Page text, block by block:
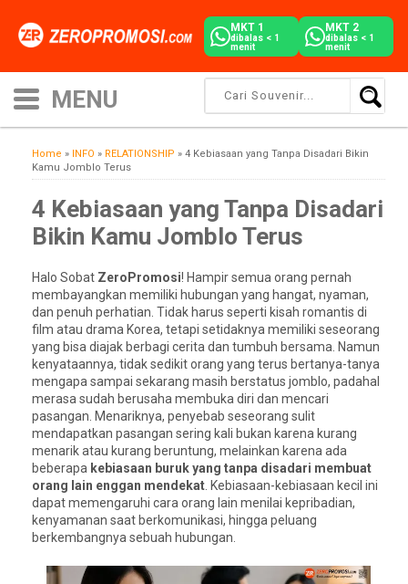
MKT 1
dibalas < 1
menit
MKT 2
dibalas < 1
menit
Home » INFO » RELATIONSHIP » 4 Kebiasaan yang Tanpa Disadari Bikin
Kamu Jomblo Terus
4 Kebiasaan yang Tanpa Disadari
Bikin Kamu Jomblo Terus
Halo Sobat ZeroPromosi! Hampir semua orang pernah
membayangkan memiliki hubungan yang hangat, nyaman,
dan penuh perhatian. Tidak harus seperti kisah romantis di
film atau drama Korea, tetapi setidaknya memiliki seseorang
yang bisa diajak berbagi cerita dan tumbuh bersama. Namun
kenyataannya, tidak sedikit orang yang terus bertanya-tanya
mengapa sampai sekarang masih berstatus jomblo, padahal
merasa sudah berusaha membuka diri dan mencari
pasangan. Menariknya, penyebab seseorang sulit
mendapatkan pasangan sering kali bukan karena kurang
menarik atau kurang beruntung, melainkan karena ada
beberapa kebiasaan buruk yang tanpa disadari membuat
orang lain enggan mendekat . Kebiasaan-kebiasaan kecil ini
dapat memengaruhi cara orang lain menilai kepribadian,
kenyamanan saat berkomunikasi, hingga peluang
berkembangnya sebuah hubungan.